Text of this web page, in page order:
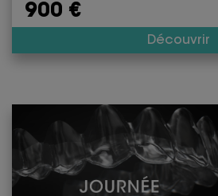
900 €
Découvrir